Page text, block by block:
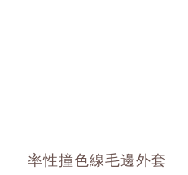
率性撞色線毛邊外套